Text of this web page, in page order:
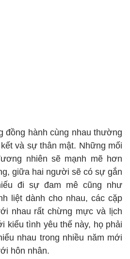
đồng hành cùng nhau thường
và sự thân mật. Những mối
nhiên sẽ mạnh mẽ hơn
giữa hai người sẽ có sự gắn
đi sự đam mê cũng như
liệt dành cho nhau, các cặp
nhau rất chừng mực và lịch
kiểu tình yêu thế này, họ phải
nhau trong nhiều năm mới
hôn nhân.